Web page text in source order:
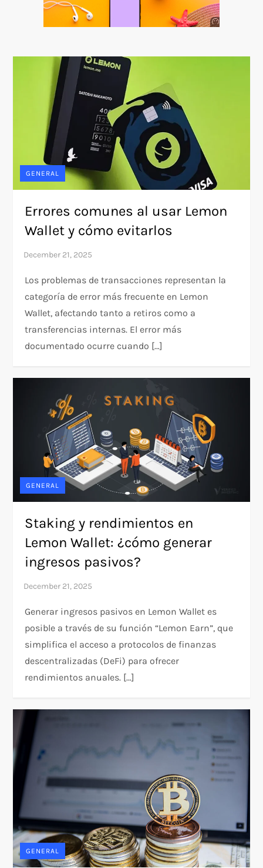
GENERAL
Errores comunes al usar Lemon
Wallet y cómo evitarlos
Los problemas de transacciones representan la
categoría de error más frecuente en Lemon
Wallet, afectando tanto a retiros como a
transferencias internas. El error más
documentado ocurre cuando […]
GENERAL
Staking y rendimientos en
Lemon Wallet: ¿cómo generar
ingresos pasivos?
Generar ingresos pasivos en Lemon Wallet es
posible a través de su función “Lemon Earn”, que
simplifica el acceso a protocolos de finanzas
descentralizadas (DeFi) para ofrecer
rendimientos anuales. […]
GENERAL